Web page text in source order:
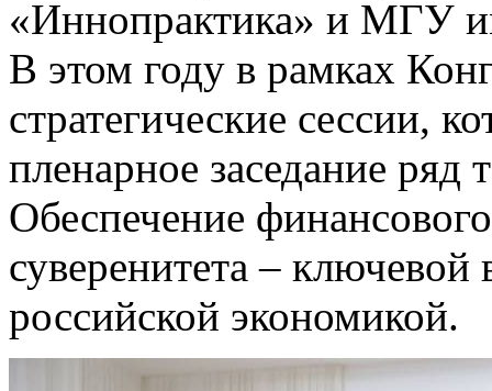
«Иннопрактика» и МГУ
В этом году в рамках
стратегические сессии,
пленарное заседание ряд
Обеспечение
суверенитета –
российской экономикой.